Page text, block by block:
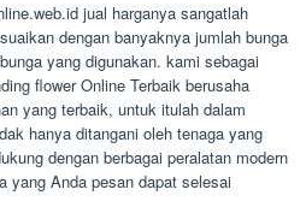
jual harganya sangatlah
dengan banyaknya jumlah bunga
yang digunakan. kami sebagai
flower Online Terbaik berusaha
yang terbaik, untuk itulah dalam
hanya ditangani oleh tenaga yang
dengan berbagai peralatan modern
yang Anda pesan dapat selesai